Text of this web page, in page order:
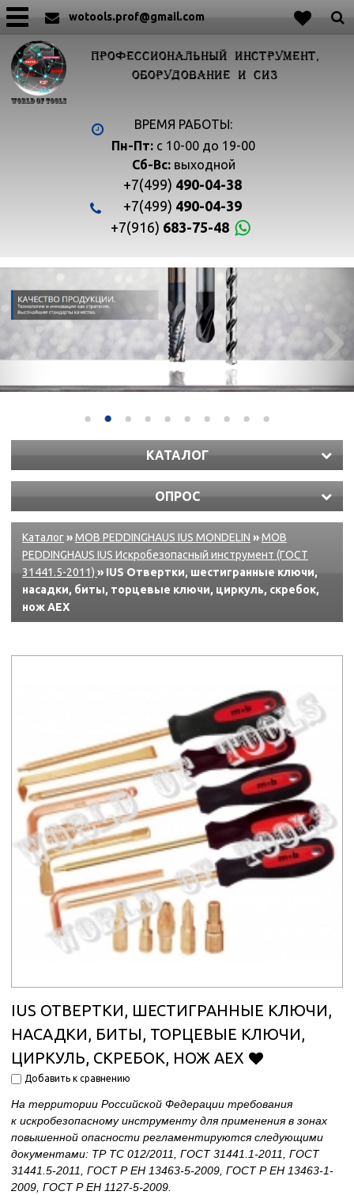
wotools.prof@gmail.com
ПРОФЕССИОНАЛЬНЫЙ ИНСТРУМЕНТ,
ОБОРУДОВАНИЕ И СИЗ
ВРЕМЯ РАБОТЫ:
Пн-Пт: с 10-00 до 19-00
Сб-Вс:выходной
+7(499) 490-04-38
+7(499) 490-04-39
+7(916) 683-75-48
 
КАТАЛОГ
ОПРОС
Каталог»MOB PEDDINGHAUS IUS MONDELIN »MOB
PEDDINGHAUS IUS Искробезопасный инструмент (ГОСТ
31441.5-2011) » IUS Отвертки, шестигранные ключи,
насадки, биты, торцевые ключи, циркуль, скребок,
нож AEX
IUS ОТВЕРТКИ, ШЕСТИГРАННЫЕ КЛЮЧИ,
НАСАДКИ, БИТЫ, ТОРЦЕВЫЕ КЛЮЧИ,
ЦИРКУЛЬ, СКРЕБОК, НОЖ AEX
Добавить к сравнению
На территории Российской Федерации требования
к искробезопасномуинструменту для применения в зонах
повышенной опасности регламентируются следующими
документами: ТР ТС 012/2011, ГОСТ 31441.1-2011, ГОСТ
31441.5-2011, ГОСТ Р ЕН 13463-5-2009, ГОСТ Р ЕН 13463-1-
2009, ГОСТ Р ЕН 1127-5-2009.